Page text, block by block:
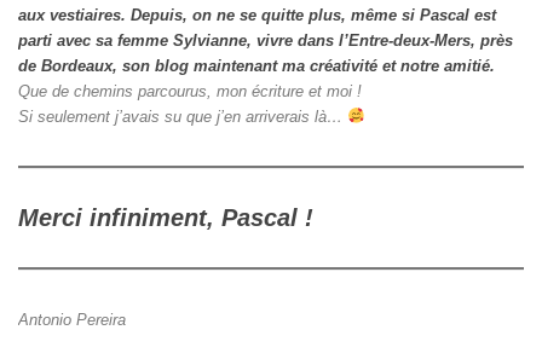
aux vestiaires. Depuis, on ne se quitte plus, même si Pascal est
parti avec sa femme Sylvianne, vivre dans l’Entre-deux-Mers, près
de Bordeaux, son blog maintenant ma créativité et notre amitié.
Que de chemins parcourus, mon écriture et moi !
Si seulement j’avais su que j’en arriverais là…
Merci infiniment, Pascal !
Antonio Pereira